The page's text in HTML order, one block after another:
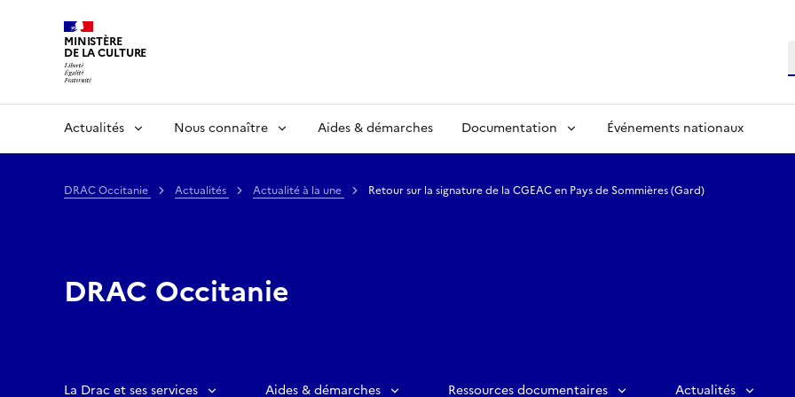
MINISTÈRE
DE LA CULTURE
Actualités Nous connaître Aides & démarches Documentation Événements nationaux
DRAC Occitanie Actualités Actualité à la une Retour sur la signature de la CGEAC en Pays de Sommières (Gard)
DRAC Occitanie
La Drac et ses services Aides & démarches Ressources documentaires Actualités